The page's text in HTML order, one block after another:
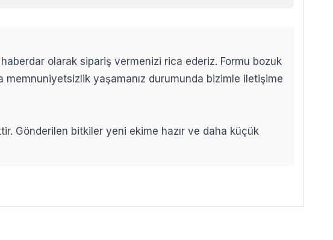
olarak sipariş vermenizi rica ederiz. Formu bozuk
yaşamanız durumunda bizimle iletişime
Gönderilen bitkiler yeni ekime hazır ve daha küçük